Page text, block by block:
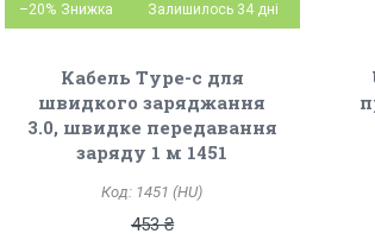
–20% Залишилось 34 дні
Кабель Type-c для
швидкого заряджання
3.0, швидке передавання
заряду 1 м 1451
1451 (HU)
453 ₴